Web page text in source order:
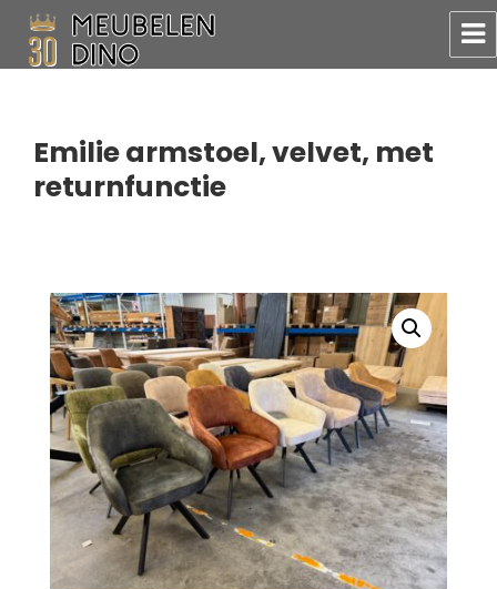
Emilie armstoel, velvet, met
returnfunctie